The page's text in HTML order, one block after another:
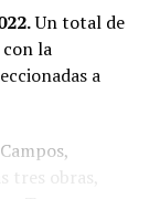
Un total de
la
a
tres obras,